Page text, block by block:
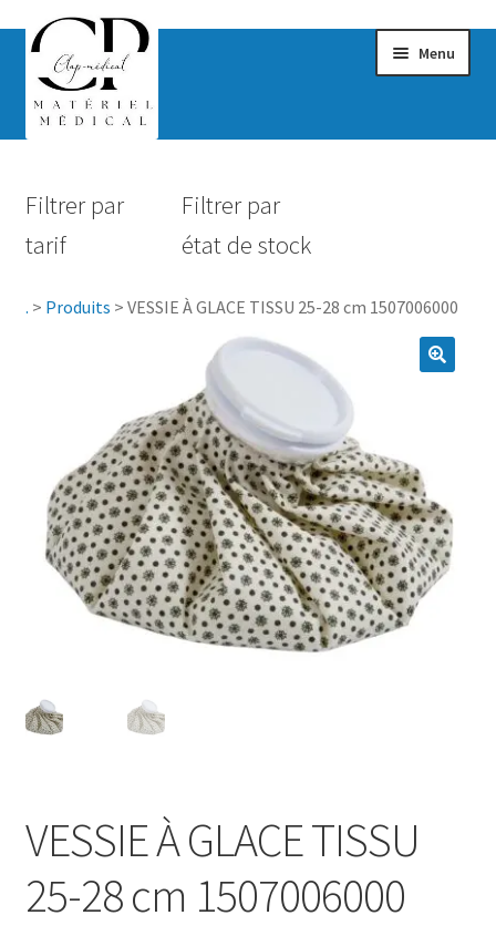
Menu
Hygiène
Accessoires Salle de bain
Vêtements & Chaussures
Sécurité
Pro.
Filtrer par
tarif
Filtrer par
état de stock
. > Produits > VESSIE À GLACE TISSU 25-28 cm 1507006000
VESSIE À GLACE TISSU
25-28 cm 1507006000